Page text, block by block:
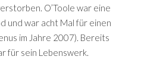
O’Toole war eine
und war acht Mal für einen
im Jahre 2007). Bereits
für sein Lebenswerk.